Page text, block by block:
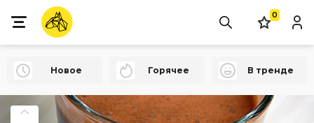
0
Новое Горячее В тренде